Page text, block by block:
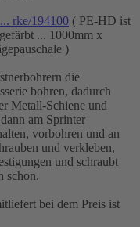
rke/194100 ( PE-HD ist
... 1000mm x
)
die
bohren, dadurch
Metall-Schiene und
am Sprinter
vorbohren und an
und verkleben,
und schraubt
schon.
bei dem Preis ist